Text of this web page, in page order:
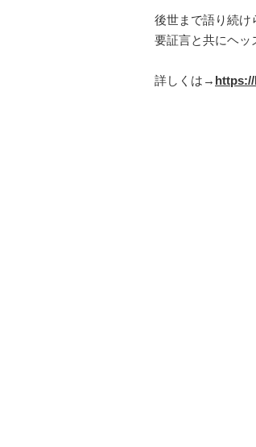
後世まで語り続け
要証言と共にヘッ
詳しくは→ https://